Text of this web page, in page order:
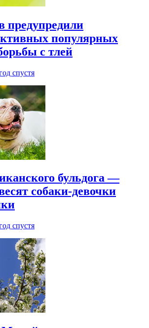
предупредили
популярных
с тлей
спустя
бульдога —
собаки-девочки
спустя